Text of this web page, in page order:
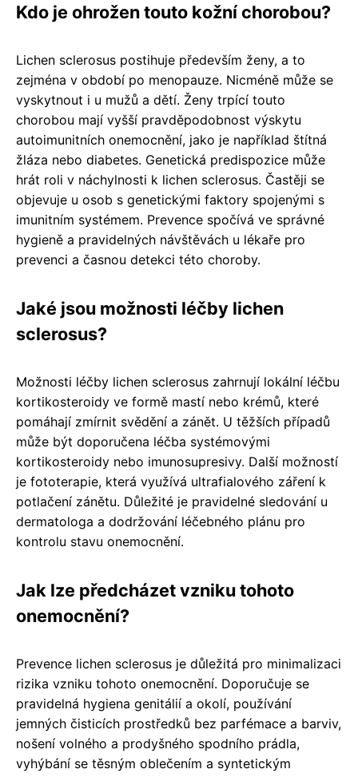
Kdo je ohrožen touto kožní chorobou?
Lichen sclerosus postihuje především ženy, a to
zejména v období po menopauze. Nicméně může se
vyskytnout i u mužů a dětí. Ženy trpící touto
chorobou mají vyšší pravděpodobnost výskytu
autoimunitních onemocnění, jako je například štítná
žláza nebo diabetes. Genetická predispozice může
hrát roli v náchylnosti k lichen sclerosus. Častěji se
objevuje u osob s genetickými faktory spojenými s
imunitním systémem. Prevence spočívá ve správné
hygieně a pravidelných návštěvách u lékaře pro
prevenci a časnou detekci této choroby.
Jaké jsou možnosti léčby lichen
sclerosus?
Možnosti léčby lichen sclerosus zahrnují lokální léčbu
kortikosteroidy ve formě mastí nebo krémů, které
pomáhají zmírnit svědění a zánět. U těžších případů
může být doporučena léčba systémovými
kortikosteroidy nebo imunosupresivy. Další možností
je fototerapie, která využívá ultrafialového záření k
potlačení zánětu. Důležité je pravidelné sledování u
dermatologa a dodržování léčebného plánu pro
kontrolu stavu onemocnění.
Jak lze předcházet vzniku tohoto
onemocnění?
Prevence lichen sclerosus je důležitá pro minimalizaci
rizika vzniku tohoto onemocnění. Doporučuje se
pravidelná hygiena genitálií a okolí, používání
jemných čisticích prostředků bez parfémace a barviv,
nošení volného a prodyšného spodního prádla,
vyhýbání se těsným oblečením a syntetickým